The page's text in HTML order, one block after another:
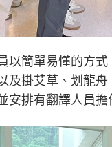
以簡單易懂的方
及掛艾草、划龍
安排有翻譯人員擔